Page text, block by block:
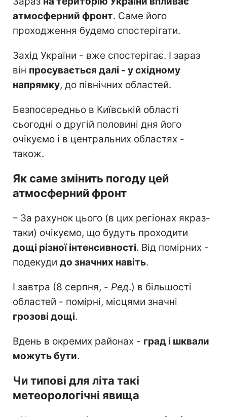
атмосферний фронт. Саме його
проходження будемо спостерігати.
Захід України - вже спостерігає. І зараз
він просувається далі - у східному
напрямку, до північних областей.
Безпосередньо в Київській області
сьогодні о другій половині дня його
очікуємо і в центральних областях -
також.
Як саме змінить погоду цей
атмосферний фронт
– За рахунок цього (в цих регіонах якраз-
таки) очікуємо, що будуть проходити
дощі різної інтенсивності. Від помірних -
подекуди до значних навіть.
І завтра (8 серпня, - Ред.) в більшості
областей - помірні, місцями значні
грозові дощі.
Вдень в окремих районах - град і шквали
можуть бути.
Чи типові для літа такі
метеорологічні явища